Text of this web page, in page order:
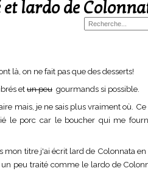
là, on ne fait pas que des desserts!
etun peu gourmands si possible.
mais, je ne sais plus vraiment où.
le porc car le boucher qui me
mon titre j'ai écrit lard de Colonnata
peu traité comme le lardo de